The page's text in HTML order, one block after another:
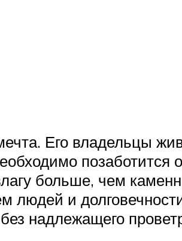
Его владельцы
больше, чем
людей и
надлежащего